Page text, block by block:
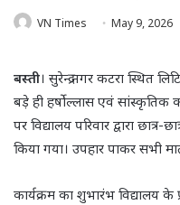
VN Times May 9, 2026
बस्ती। सुरेन्द्र नगर कटरा स्थित
बड़े ही हर्षोल्लास एवं सांस्कृतिक
पर विद्यालय परिवार द्वारा
किया गया। उपहार पाकर सभी
कार्यक्रम का शुभारंभ विद्यालय के